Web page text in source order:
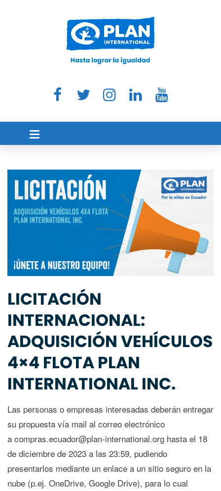
LICITACIÓN
INTERNACIONAL:
ADQUISICIÓN VEHÍCULOS
4×4 FLOTA PLAN
INTERNATIONAL INC.
Las personas o empresas interesadas deberán entregar
su propuesta vía mail al correo electrónico
a compras.ecuador@plan-international.org hasta el 18
de diciembre de 2023 a las 23:59, pudiendo
presentarlos mediante un enlace a un sitio seguro en la
nube (p.ej. OneDrive, Google Drive), para lo cual